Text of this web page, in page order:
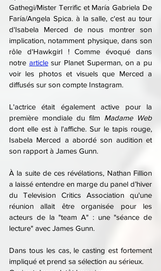
Gathegi/Mister Terrific et María Gabriela De
Faría/Angela Spica. à la salle, c'est au tour
d'Isabela Merced de nous montrer son
implication, notamment physique, dans son
rôle d'Hawkgirl ! Comme évoqué dans
notre article sur Planet Superman, on a pu
voir les photos et visuels que Merced a
diffusés sur son compte Instagram.
L'actrice était également active pour la
première mondiale du film Madame Web
dont elle est à l'affiche. Sur le tapis rouge,
Isabela Merced a abordé son audition et
son rapport à James Gunn.
À la suite de ces révélations, Nathan Fillion
a laissé entendre en marge du panel d’hiver
du Television Critics Association qu'une
réunion allait être organisée pour les
acteurs de la "team A" : une "séance de
lecture" avec James Gunn.
Dans tous les cas, le casting est fortement
impliqué et prend sa sélection au sérieux.